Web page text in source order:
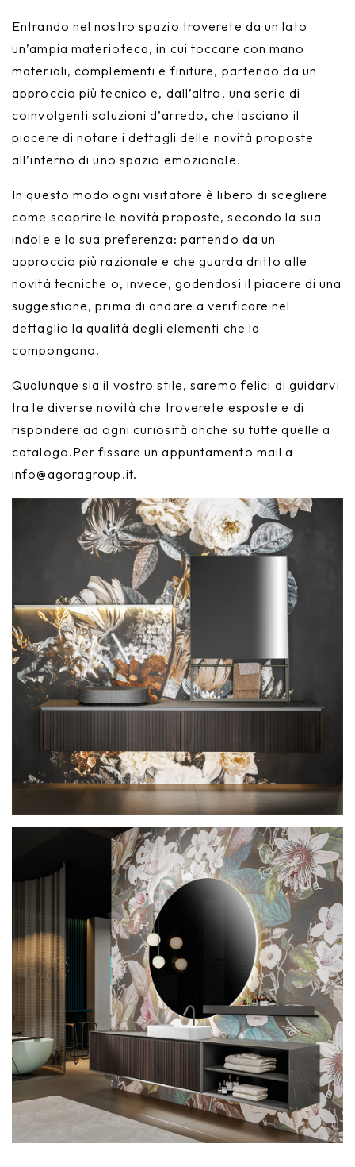
Entrando nel nostro spazio troverete da un lato
un’ampia materioteca, in cui toccare con mano
materiali, complementi e finiture, partendo da un
approccio più tecnico e, dall’altro, una serie di
coinvolgenti soluzioni d’arredo, che lasciano il
piacere di notare i dettagli delle novità proposte
all’interno di uno spazio emozionale.
In questo modo ogni visitatore è libero di scegliere
come scoprire le novità proposte, secondo la sua
indole e la sua preferenza: partendo da un
approccio più razionale e che guarda dritto alle
novità tecniche o, invece, godendosi il piacere di una
suggestione, prima di andare a verificare nel
dettaglio la qualità degli elementi che la
compongono.
Qualunque sia il vostro stile, saremo felici di guidarvi
tra le diverse novità che troverete esposte e di
rispondere ad ogni curiosità anche su tutte quelle a
catalogo.Per fissare un appuntamento mail a
info@agoragroup.it.